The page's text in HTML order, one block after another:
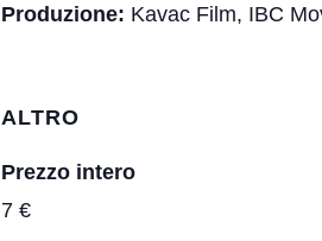
Produzione: Kavac Film, IBC
ALTRO
Prezzo intero
7 €